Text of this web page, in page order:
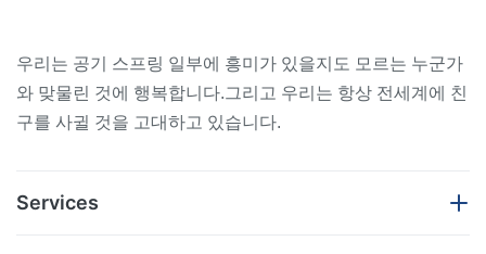
우리는 공기 스프링 일부에 흥미가 있을지도 모르는 누군가
와 맞물린 것에 행복합니다.그리고 우리는 항상 전세계에 친
구를 사귈 것을 고대하고 있습니다.
Services